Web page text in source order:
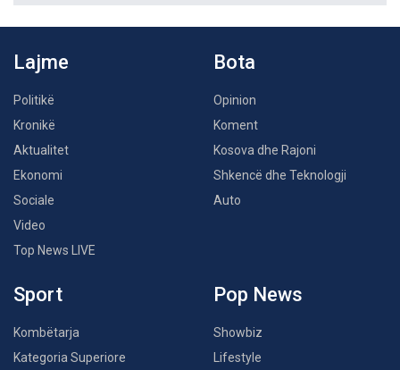
Lajme
Politikë
Kronikë
Aktualitet
Ekonomi
Sociale
Video
Top News LIVE
Bota
Opinion
Koment
Kosova dhe Rajoni
Shkencë dhe Teknologji
Auto
Sport
Kombëtarja
Kategoria Superiore
Pop News
Showbiz
Lifestyle